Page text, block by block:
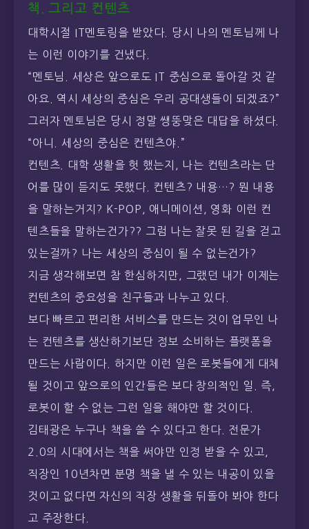
책. 그리고 컨텐츠
대학시절 IT멘토링을 받았다. 당시 나의 멘토님께 나
는 이런 이야기를 건냈다.
“멘토님. 세상은 앞으로도 IT 중심으로 돌아갈 것 같
아요. 역시 세상의 중심은 우리 공대생들이 되겠죠?”
그러자 멘토님은 당시 정말 쌩뚱맞은 대답을 하셨다.
“아니. 세상의 중심은 컨텐츠야.”
컨텐츠. 대학 생활을 헛 했는지, 나는 컨텐츠라는 단
어를 많이 듣지도 못했다. 컨텐츠? 내용…? 뭔 내용
을 말하는거지? K-POP, 애니메이션, 영화 이런 컨
텐츠들을 말하는건가?? 그럼 나는 잘못 된 길을 걷고
있는걸까? 나는 세상의 중심이 될 수 없는건가?
지금 생각해보면 참 한심하지만, 그랬던 내가 이제는
컨텐츠의 중요성을 친구들과 나누고 있다.
보다 빠르고 편리한 서비스를 만드는 것이 업무인 나
는 컨텐츠를 생산하기보단 정보 소비하는 플랫폼을
만드는 사람이다. 하지만 이런 일은 로봇들에게 대체
될 것이고 앞으로의 인간들은 보다 창의적인 일. 즉,
로봇이 할 수 없는 그런 일을 해야만 할 것이다.
김태광은 누구나 책을 쓸 수 있다고 한다. 전문가
2.0의 시대에서는 책을 써야만 인정 받을 수 있고,
직장인 10년차면 분명 책을 낼 수 있는 내공이 있을
것이고 없다면 자신의 직장 생활을 뒤돌아 봐야 한다
고 주장한다.